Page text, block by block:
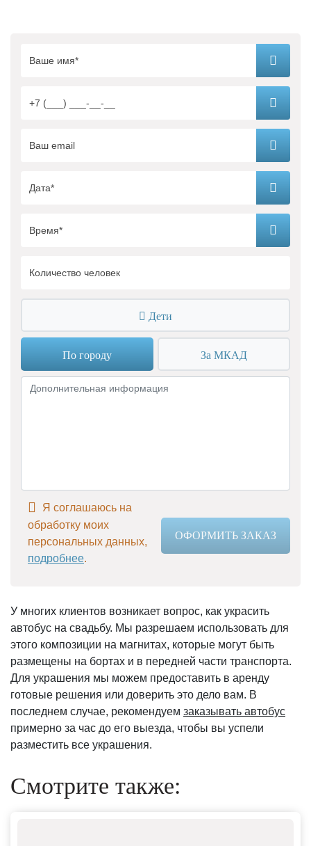
Дети
По городу За МКАД
Я соглашаюсь на
обработку моих
персональных данных,
подробнее.
ОФОРМИТЬ ЗАКАЗ
У многих клиентов возникает вопрос, как украсить
автобус на свадьбу. Мы разрешаем использовать для
этого композиции на магнитах, которые могут быть
размещены на бортах и в передней части транспорта.
Для украшения мы можем предоставить в аренду
готовые решения или доверить это дело вам. В
последнем случае, рекомендуем заказывать автобус
примерно за час до его выезда, чтобы вы успели
разместить все украшения.
Смотрите также: